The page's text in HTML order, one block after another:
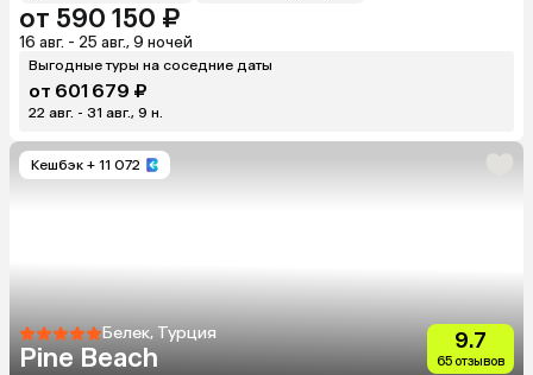
от 590 150 ₽
16 авг. - 25 авг., 9 ночей
Выгодные туры на соседние даты
от 601 679 ₽
22 авг. - 31 авг., 9 н.
Кешбэк + 11 072
Белек, Турция
Pine Beach
9.7
65 отзывов